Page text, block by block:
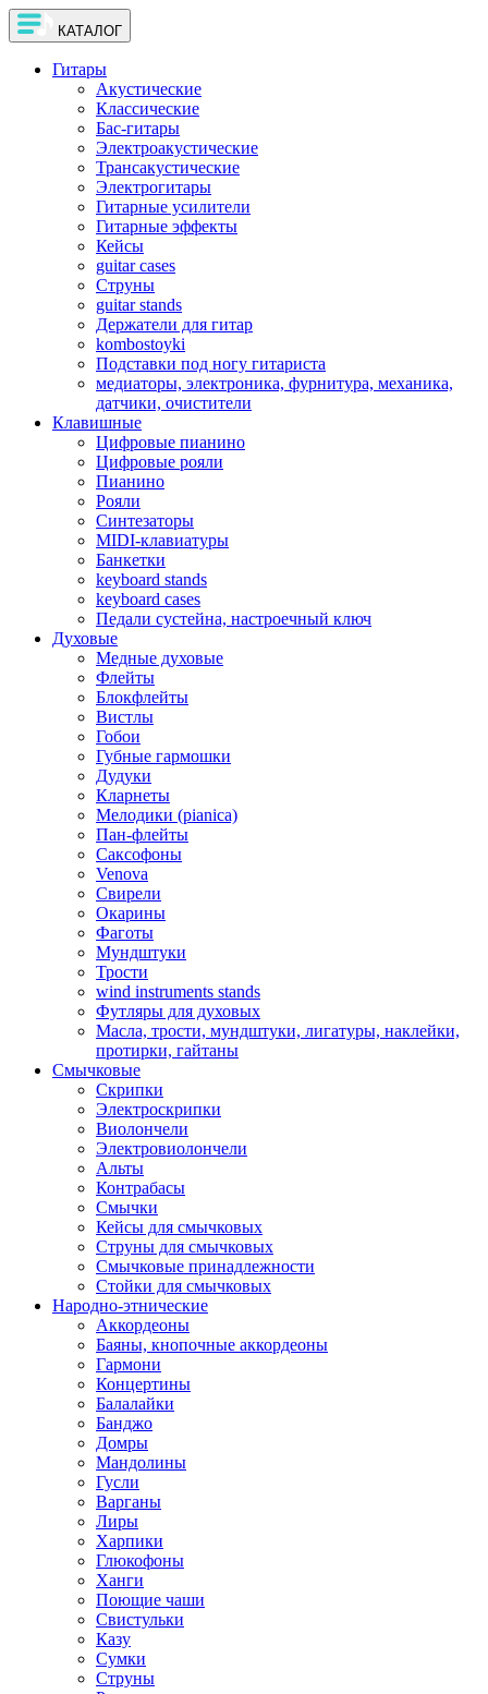
КАТАЛОГ
Гитары
Акустические
Классические
Бас-гитары
Электроакустические
Трансакустические
Электрогитары
Гитарные усилители
Гитарные эффекты
Кейсы
guitar cases
Струны
guitar stands
Держатели для гитар
kombostoyki
Подставки под ногу гитариста
медиаторы, электроника, фурнитура, механика,
датчики, очистители
Клавишные
Цифровые пианино
Цифровые рояли
Пианино
Рояли
Синтезаторы
MIDI-клавиатуры
Банкетки
keyboard stands
keyboard cases
Педали сустейна, настроечный ключ
Духовые
Медные духовые
Флейты
Блокфлейты
Вистлы
Гобои
Губные гармошки
Дудуки
Кларнеты
Мелодики (pianica)
Пан-флейты
Саксофоны
Venova
Свирели
Окарины
Фаготы
Мундштуки
Трости
wind instruments stands
Футляры для духовых
Масла, трости, мундштуки, лигатуры, наклейки,
протирки, гайтаны
Смычковые
Скрипки
Электроскрипки
Виолончели
Электровиолончели
Альты
Контрабасы
Смычки
Кейсы для смычковых
Струны для смычковых
Смычковые принадлежности
Стойки для смычковых
Народно-этнические
Аккордеоны
Баяны, кнопочные аккордеоны
Гармони
Концертины
Балалайки
Банджо
Домры
Мандолины
Гусли
Варганы
Лиры
Харпики
Глюкофоны
Ханги
Поющие чаши
Свистульки
Казу
Сумки
Струны